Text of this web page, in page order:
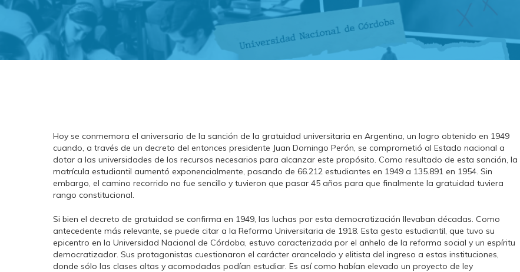
Hoy se conmemora el aniversario de la sanción de la gratuidad universitaria en Argentina, un logro obtenido en 1949
cuando, a través de un decreto del entonces presidente Juan Domingo Perón, se comprometió al Estado nacional a
dotar a las universidades de los recursos necesarios para alcanzar este propósito. Como resultado de esta sanción, la
matrícula estudiantil aumentó exponencialmente, pasando de 66.212 estudiantes en 1949 a 135.891 en 1954. Sin
embargo, el camino recorrido no fue sencillo y tuvieron que pasar 45 años para que finalmente la gratuidad tuviera
rango constitucional.
Si bien el decreto de gratuidad se confirma en 1949, las luchas por esta democratización llevaban décadas. Como
antecedente más relevante, se puede citar a la Reforma Universitaria de 1918. Esta gesta estudiantil, que tuvo su
epicentro en la Universidad Nacional de Córdoba, estuvo caracterizada por el anhelo de la reforma social y un espíritu
democratizador. Sus protagonistas cuestionaron el carácter arancelado y elitista del ingreso a estas instituciones,
donde sólo las clases altas y acomodadas podían estudiar. Es así como habían elevado un proyecto de ley